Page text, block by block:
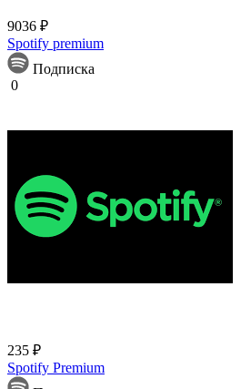
9036 ₽
Spotify premium
Подписка
0
235 ₽
Spotify Premium